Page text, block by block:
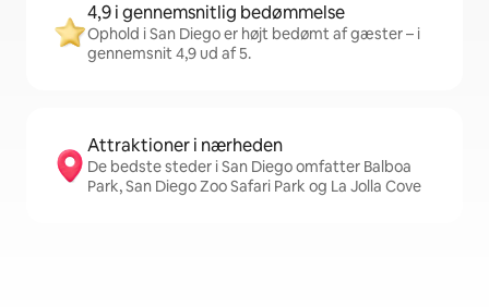
4,9 i gennemsnitlig bedømmelse
Ophold i San Diego er højt bedømt af gæster – i
gennemsnit 4,9 ud af 5.
Attraktioner i nærheden
De bedste steder i San Diego omfatter Balboa
Park, San Diego Zoo Safari Park og La Jolla Cove